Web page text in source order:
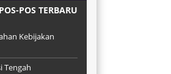
POS-POS TERBARU
Kebijakan
Tengah